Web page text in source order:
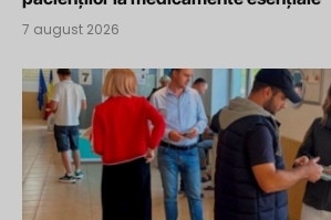
7 august 2026